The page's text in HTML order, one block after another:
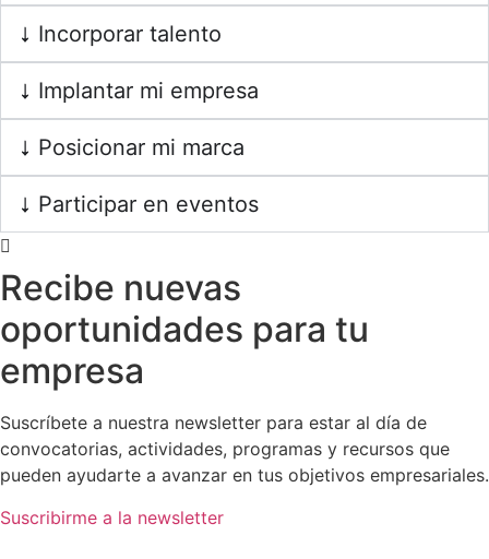
Incorporar talento
Implantar mi empresa
Posicionar mi marca
Participar en eventos
Recibe nuevas
oportunidades para tu
empresa
Suscríbete a nuestra newsletter para estar al día de
convocatorias, actividades, programas y recursos que
pueden ayudarte a avanzar en tus objetivos empresariales.
Suscribirme a la newsletter